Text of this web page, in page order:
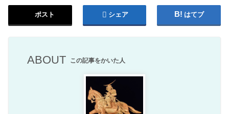
ポスト シェア はてブ
ABOUT この記事をかいた人